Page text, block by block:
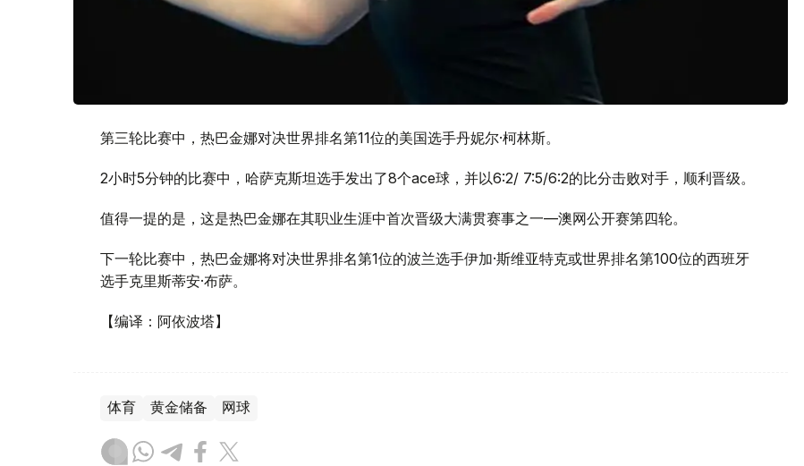
第三轮比赛中，热巴金娜对决世界排名第11位的美国选手丹妮尔·柯林斯。
2小时5分钟的比赛中，哈萨克斯坦选手发出了8个ace球，并以6:2/ 7:5/6:2的比分击败对手，顺利晋级。
值得一提的是，这是热巴金娜在其职业生涯中首次晋级大满贯赛事之一—澳网公开赛第四轮。
下一轮比赛中，热巴金娜将对决世界排名第1位的波兰选手伊加·斯维亚特克或世界排名第100位的西班牙
选手克里斯蒂安·布萨。
【编译：阿依波塔】
体育 黄金储备 网球